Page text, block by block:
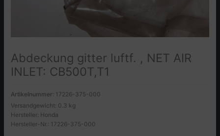
Abdeckung gitter luftf. , NET AIR
INLET: CB500T,T1
Artikelnummer: 17226-375-000
Versandgewicht: 0.3 kg
Hersteller: Honda
Hersteller-Nr.: 17226-375-000